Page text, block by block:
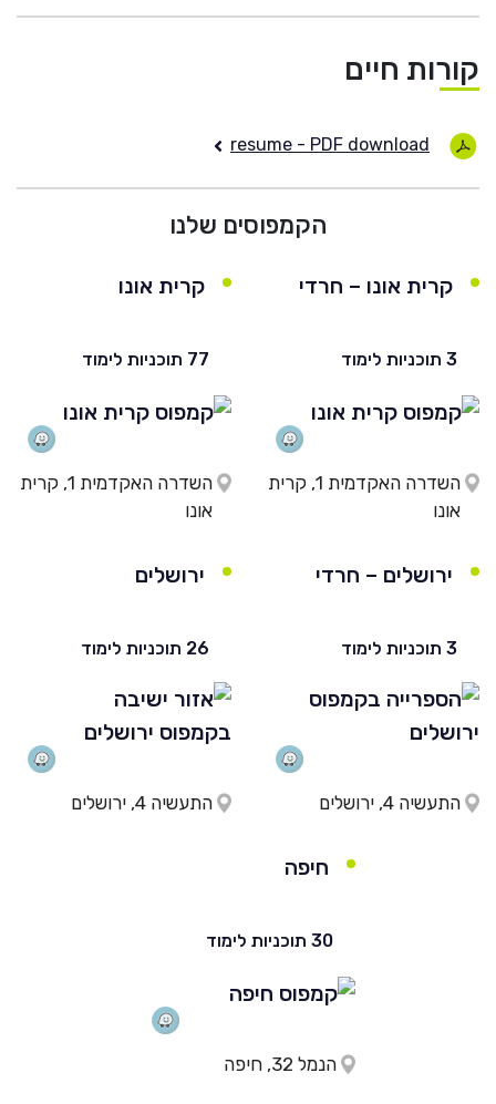
קורות חיים
resume - PDF download
הקמפוסים שלנו
קרית אונו – חרדי
3 תוכניות לימוד
השדרה האקדמית 1, קרית
אונו
קרית אונו
77 תוכניות לימוד
השדרה האקדמית 1, קרית
אונו
ירושלים – חרדי
3 תוכניות לימוד
התעשיה 4, ירושלים
ירושלים
26 תוכניות לימוד
התעשיה 4, ירושלים
חיפה
30 תוכניות לימוד
הנמל 32, חיפה